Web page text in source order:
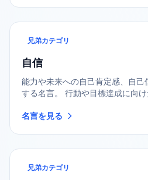
兄弟カテゴリ
自信
能力や未来への自己肯定感、自己
する名言。 行動や目標達成に向け
名言を見る
兄弟カテゴリ